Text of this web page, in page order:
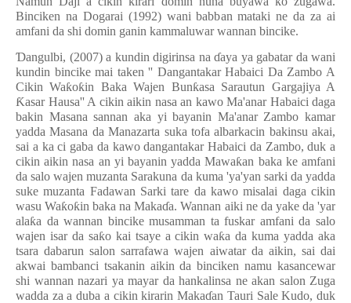
Binciken na Dogarai (1992) wani babban mataki ne da za ai
amfani da shi domin ganin kammaluwar wannan bincike.
Ɗangulbi, (2007) a kundin digirinsa na ɗaya ya gabatar da wani
kundin bincike mai taken '' Dangantakar Habaici Da Zambo A
Cikin Waƙoƙin Baka Wajen Bunƙasa Sarautun Gargajiya A
Ƙasar Hausa'' A cikin aikin nasa an kawo Ma'anar Habaici daga
bakin Masana sannan aka yi bayanin Ma'anar Zambo kamar
yadda Masana da Manazarta suka tofa albarkacin bakinsu akai,
sai a ka ci gaba da kawo dangantakar Habaici da Zambo, duk a
cikin aikin nasa an yi bayanin yadda Mawaƙan baka ke amfani
da salo wajen muzanta Sarakuna da kuma 'ya'yan sarki da yadda
suke muzanta Fadawan Sarki tare da kawo misalai daga cikin
wasu Waƙoƙin baka na Makaɗa. Wannan aiki ne da yake da 'yar
alaƙa da wannan bincike musamman ta fuskar amfani da salo
wajen isar da saƙo kai tsaye a cikin waƙa da kuma yadda aka
tsara dabarun salon sarrafawa wajen aiwatar da aikin, sai dai
akwai bambanci tsakanin aikin da binciken namu kasancewar
shi wannan nazari ya mayar da hankalinsa ne akan salon Zuga
wadda za a duba a cikin kirarin Makaɗan Tauri Sale Kudo, duk